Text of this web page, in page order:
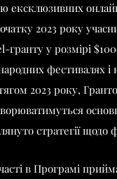
ексклюзивних
2023 року
гранту у розмірі
фестивалях і
2023 року,
стратегії щодо
в Програмі